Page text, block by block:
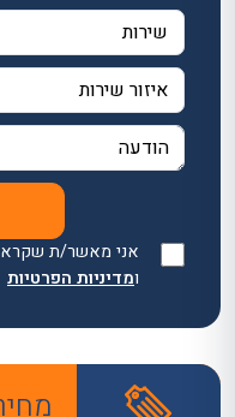
אני מאשר/ת
ומדיניות הפרטיות